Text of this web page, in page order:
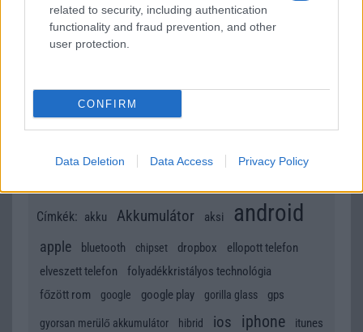
related to security, including authentication
functionality and fraud prevention, and other
user protection.
CONFIRM
Data Deletion Data Access Privacy Policy
És még lehetne sorolni a felhasználási területeket, mivel
szerintem ezek végtelenek! Sőt a technika fejlődésével
A cikk szerzője SandorKS, akinek nagyon köszönjük a
munkáját.
Címkék: akku Akkumulátor aksi android
apple bluetooth chipset dropbox
ellopott telefon
elveszett telefon
folyadékkristályos technológia
főzött rom
google google play gorilla glass gps
gyorsan merülő akkumulátor hibrid ios iphone itunes